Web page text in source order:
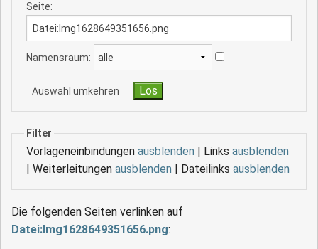
Seite:
Namensraum:
Auswahl umkehren
Filter
Vorlageneinbindungen ausblenden | Links ausblenden
| Weiterleitungen ausblenden | Dateilinks ausblenden
Die folgenden Seiten verlinken auf
Datei:Img1628649351656.png: